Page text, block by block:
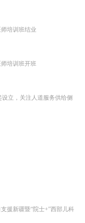
培训班结业
培训班开班
立，关注人道服务供给侧
援新疆暨“院士+”西部儿科